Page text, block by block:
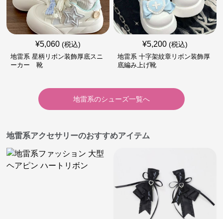
¥5,060 (税込)
地雷系 星柄リボン装飾厚底スニ
ーカー 靴
¥5,200 (税込)
地雷系 十字架紋章リボン装飾厚
底編み上げ靴
地雷系のシューズ一覧へ
地雷系アクセサリーのおすすめアイテム